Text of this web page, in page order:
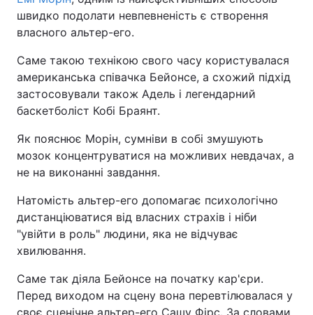
швидко подолати невпевненість є створення
власного альтер-его.
Саме такою технікою свого часу користувалася
американська співачка Бейонсе, а схожий підхід
застосовували також Адель і легендарний
баскетболіст Кобі Браянт.
Як пояснює Морін, сумніви в собі змушують
мозок концентруватися на можливих невдачах, а
не на виконанні завдання.
Натомість альтер-его допомагає психологічно
дистанціюватися від власних страхів і ніби
"увійти в роль" людини, яка не відчуває
хвилювання.
Саме так діяла Бейонсе на початку кар'єри.
Перед виходом на сцену вона перевтілювалася у
своє сценічне альтер-его Сашу Фірс. За словами